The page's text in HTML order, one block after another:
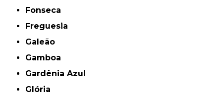
Fonseca
Freguesia
Galeão
Gamboa
Gardênia Azul
Glória